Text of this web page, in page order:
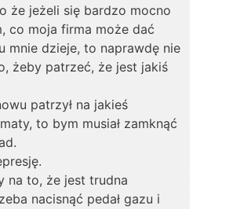
że jeżeli się bardzo mocno
co moja firma może dać
mnie dzieje, to naprawdę nie
żeby patrzeć, że jest jakiś
patrzył na jakieś
to bym musiał zamknąć
na to, że jest trudna
nacisnąć pedał gazu i